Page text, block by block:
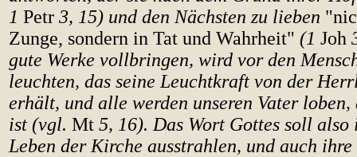
1 Petr 3, 15) und den Nächsten zu lieben
Zunge, sondern in Tat und Wahrheit" (1 Joh
gute Werke vollbringen, wird vor den
leuchten, das seine Leuchtkraft von der
erhält, und alle werden unseren Vater
ist (vgl. Mt 5, 16). Das Wort Gottes soll also
Leben der Kirche ausstrahlen, und auch